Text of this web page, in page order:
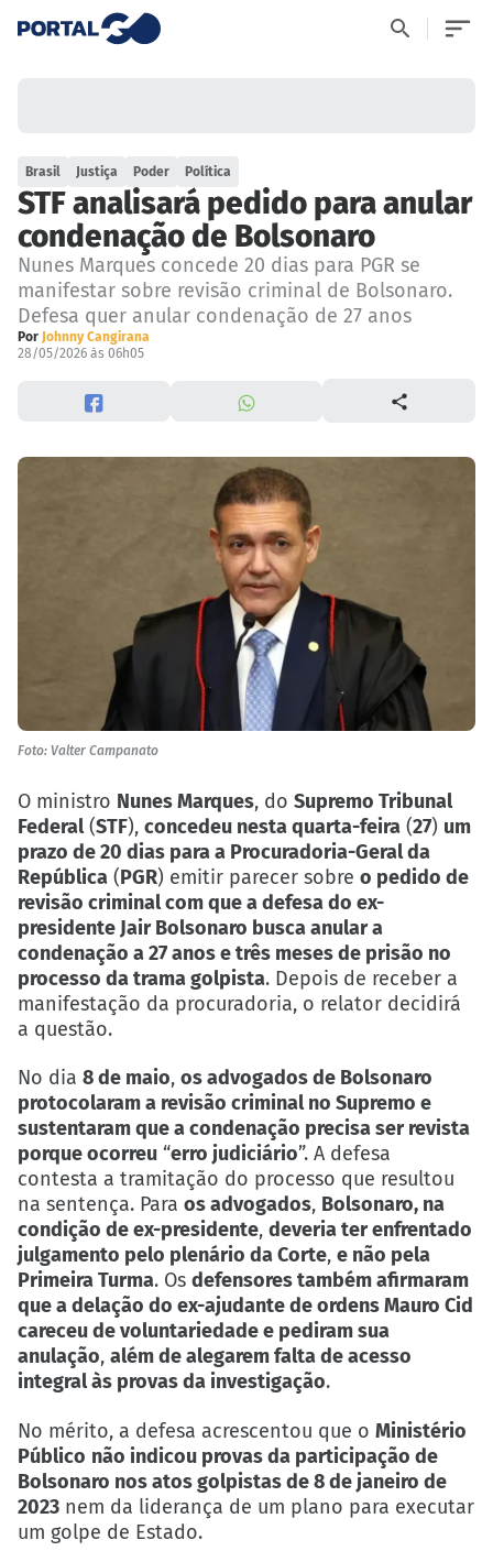
Brasil Justiça Poder Política
STF analisará pedido para anular
condenação de Bolsonaro
Nunes Marques concede 20 dias para PGR se
manifestar sobre revisão criminal de Bolsonaro.
Defesa quer anular condenação de 27 anos
Por Johnny Cangirana
28/05/2026 às 06h05
Foto: Valter Campanato
O ministro Nunes Marques, do Supremo Tribunal
Federal(STF), concedeu nesta quarta-feira (27) um
prazo de 20 dias para a Procuradoria-Geral da
República (PGR) emitir parecer sobre o pedido de
revisão criminal com que a defesa do ex-
presidente Jair Bolsonaro busca anular a
condenação a 27 anos e três meses de prisão no
processo da trama golpista. Depois de receber a
manifestação da procuradoria, o relator decidirá
a questão.
No dia 8 de maio, os advogados de Bolsonaro
protocolaram a revisão criminal no Supremo e
sustentaram que a condenação precisa ser revista
porque ocorreu “erro judiciário”. A defesa
contesta a tramitação do processo que resultou
na sentença. Para os advogados, Bolsonaro, na
condição de ex-presidente, deveria ter enfrentado
julgamento pelo plenário da Corte, e não pela
Primeira Turma. Os defensores também afirmaram
que a delação do ex-ajudante de ordens Mauro Cid
careceu de voluntariedade e pediram sua
anulação, além de alegarem falta de acesso
integral às provas da investigação.
No mérito, a defesa acrescentou que o Ministério
Público não indicou provas da participação de
Bolsonaro nos atos golpistas de 8 de janeiro de
2023 nem da liderança de um plano para executar
um golpe de Estado.